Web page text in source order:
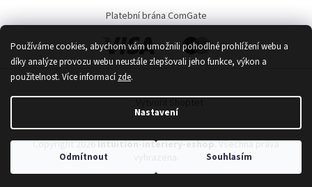
Používáme cookies, abychom vám umožnili pohodlné prohlížení webu a
díky analýze provozu webu neustále zlepšovali jeho funkce, výkon a
použitelnost. Více informacízde.
Nastavení
Odmítnout Souhlasím
Platební brána ComGate
Copyright 2026Intuition-interiery-eshop. Všechna práva